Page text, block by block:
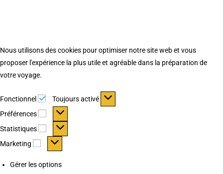
Nous utilisons des cookies pour optimiser notre site web et vous
proposer l'expérience la plus utile et agréable dans la préparation de
votre voyage.
Fonctionnel Fonctionnel
Toujours activé
Préférences
Préférences
Statistiques Statistiques
Marketing Marketing
Gérer les options